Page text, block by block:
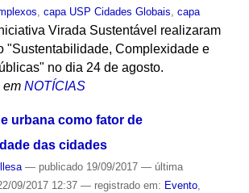
capa USP Cidades Globais capa
Virada Sustentável realizaram
"Sustentabilidade, Complexidade e
no dia 24 de agosto.
em NOTÍCIAS
urbana como fator de
das cidades
— publicado19/09/2017 — última
09/2017 12:37 — registrado em: Evento,